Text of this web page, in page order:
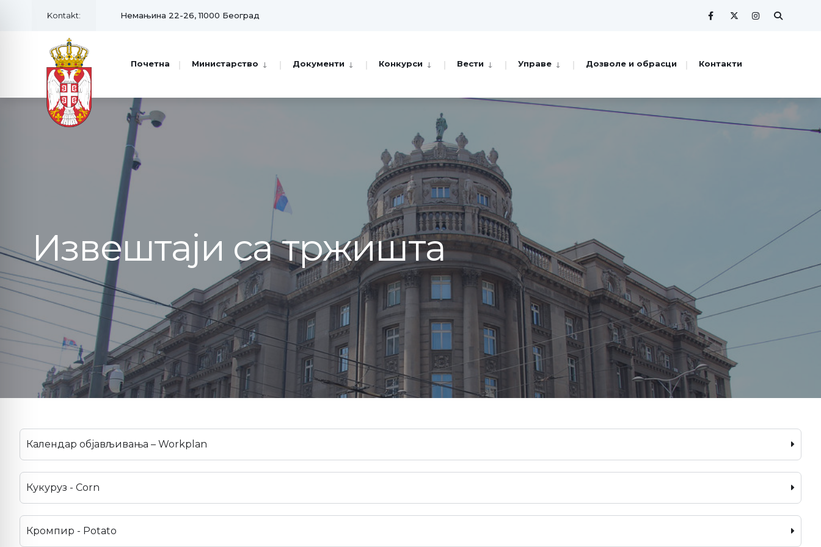
Kontakt: Немањина 22-26, 11000 Београд
Почетна Министарство Документи Конкурси Вести Управе Дозволе и обрасци Контакти
Извештаји са тржишта
Календар објављивања – Workplan
Кукуруз - Corn
Кромпир - Potato